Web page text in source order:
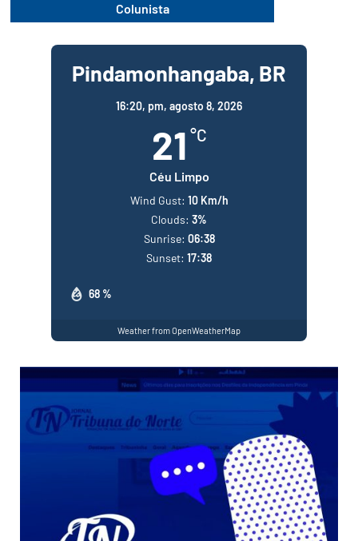
Colunista
Pindamonhangaba, BR
16:20, pm, agosto 8, 2026
21 °C
Céu Limpo
68 %
Wind Gust: 10 Km/h
Clouds: 3%
Sunrise: 06:38
Sunset: 17:38
Weather from OpenWeatherMap